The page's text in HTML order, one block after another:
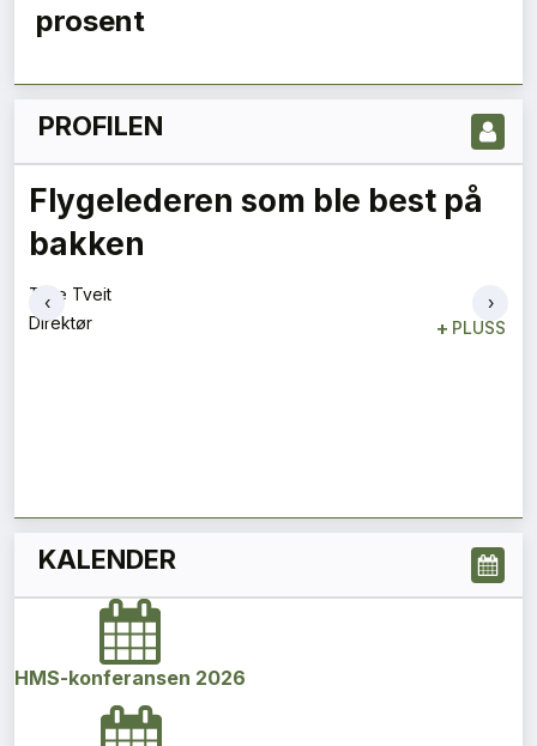
prosent
PROFILEN
+ PLUSS
Flygelederen som ble best på
bakken
Tore Tveit
Direktør
‹ ›
KALENDER
HMS-konferansen 2026